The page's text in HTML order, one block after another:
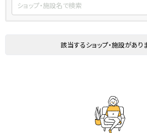
該当するショップ・施設があり